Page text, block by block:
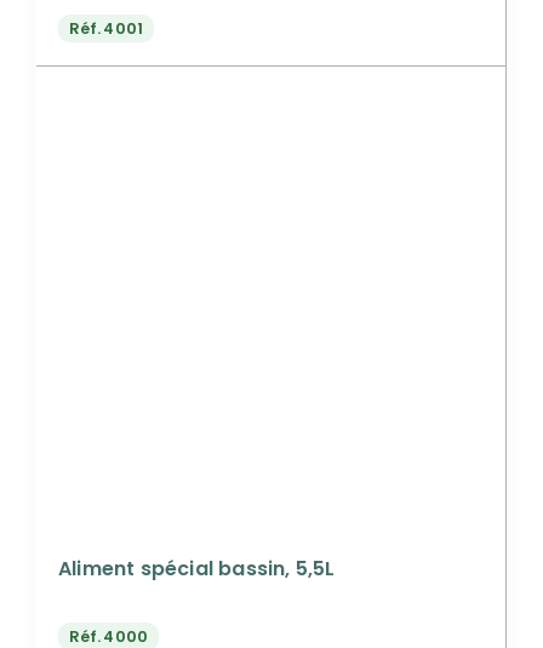
Réf.4001
Aliment spécial bassin, 5,5L
Réf.4000